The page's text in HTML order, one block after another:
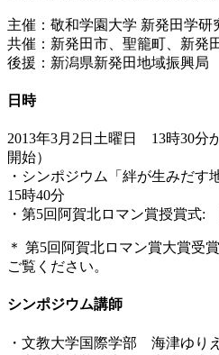
主催：敬和学園大学 新発田学研
共催：新発田市、聖籠町、新発
後援：新潟県新発田地域振興局
日時
2013年3月2日土曜日 13時30分
開始）
・シンポジウム「絆が生みだ
15時40分
・第5回阿賀北ロマン賞授賞式:
＊ 第5回阿賀北ロマン賞大賞受
ご覧ください。
シンポジウム講師
・文教大学国際学部 海津ゆり